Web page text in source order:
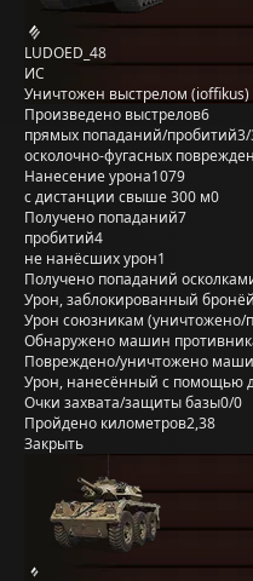
LUDOED_48
ИС
Уничтожен выстрелом (ioffikus)
Произведено выстрелов6
прямых попаданий/пробитий
осколочно-фугасных
Нанесение урона1079
с дистанции свыше 300 м0
Получено попаданий7
пробитий4
не нанёсших урон1
Получено попаданий
Урон, заблокированный бронёй
Урон союзникам (уничтожено/
Обнаружено машин
Повреждено/уничтожено
Урон, нанесённый с помощью
Очки захвата/защиты базы0/0
Пройдено километров2,38
Закрыть